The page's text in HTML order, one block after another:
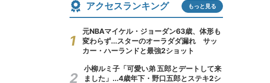
アクセスランキング もっと見る
元NBAマイケル・ジョーダン63歳、体形も
変わらず...スターのオーラダダ漏れ サッ
カー・ハーランドと最強2ショット
小柳ルミ子「可愛い弟 五郎とデートして来
ました」...4歳年下・野口五郎とステキ2シ